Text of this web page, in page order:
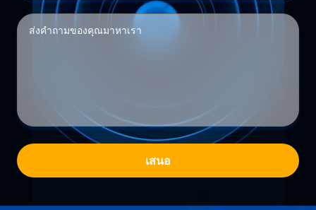
เสนอ